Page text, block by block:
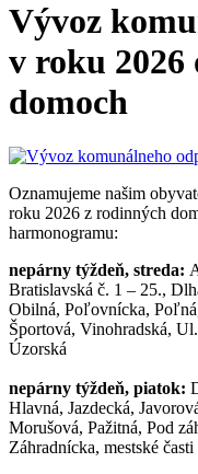
Vývoz
v roku
domoch
Oznamujeme našim
roku 2026 z rodinných
harmonogramu:
nepárny týždeň, streda:
Bratislavská č. 1 – 25.,
Obilná, Poľovnícka,
Športová, Vinohradská,
Úzorská
nepárny týždeň, piatok:
Hlavná, Jazdecká,
Morušová, Pažitná, Pod
Záhradnícka, mestské